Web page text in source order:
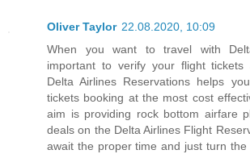
Oliver Taylor 22.08.2020, 10:09
When you want to travel with
important to verify your flight tickets
Delta Airlines Reservations helps
tickets booking at the most cost
aim is providing rock bottom airfare
deals on the Delta Airlines Flight
await the proper time and just turn the